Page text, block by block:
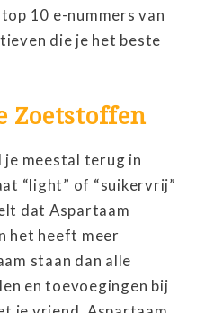
10 e-nummers van
die je het beste
Zoetstoffen
je meestal terug in
“light” of “suikervrij”
dat Aspartaam
het heeft meer
staan dan alle
en toevoegingen bij